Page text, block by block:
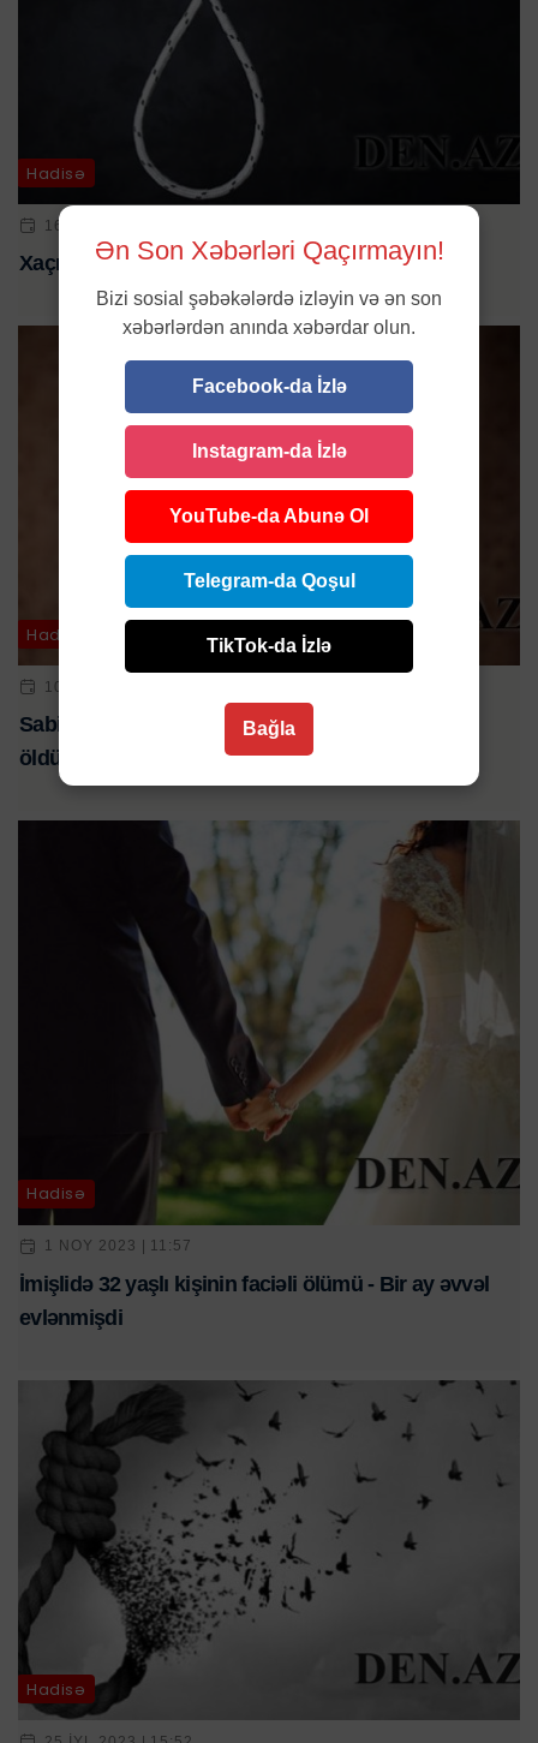
Hadisə
16 IYL 2023 | 15:13
Xaçmazda 33 yaşlı kişi intihar etdi
Hadisə / Ölkə
10 IYN 2023 | 16:45
Sabirabad rayonunda 48 yaşlı kişi özünü asaraq
öldürüb
Hadisə
1 NOY 2023 | 11:57
İmişlidə 32 yaşlı kişinin faciəli ölümü - Bir ay əvvəl
evlənmişdi
Hadisə
Ən Son Xəbərləri Qaçırmayın!
Bizi sosial şəbəkələrdə izləyin və ən son
xəbərlərdən anında xəbərdar olun.
Facebook-da İzlə
Instagram-da İzlə
YouTube-da Abunə Ol
Telegram-da Qoşul
TikTok-da İzlə
Bağla